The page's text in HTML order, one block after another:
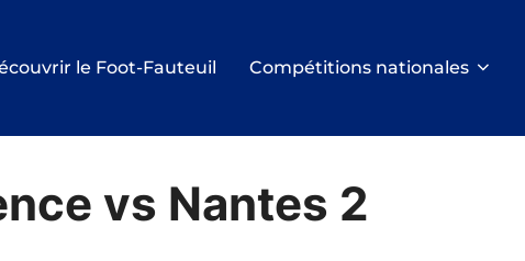
le Foot-Fauteuil Compétitions nationales
vs Nantes 2